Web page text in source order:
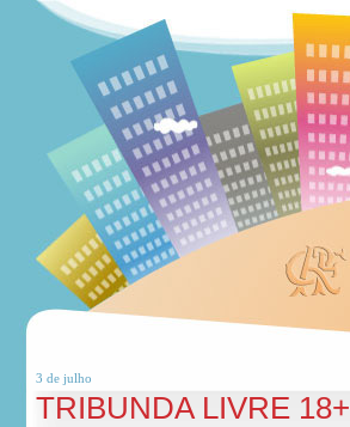
3 de julho
TRIBUNDA LIVRE 18+